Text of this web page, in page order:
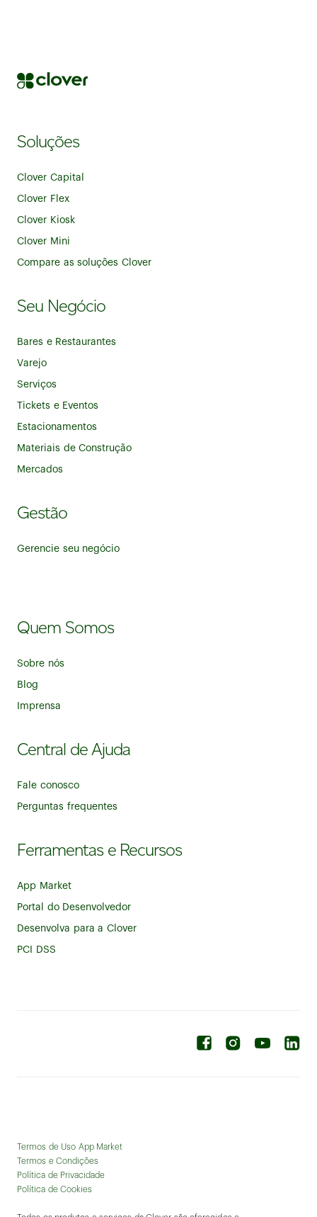
Soluções
Clover Capital
Clover Flex
Clover Kiosk
Clover Mini
Compare as soluções Clover
Seu Negócio
Bares e Restaurantes
Varejo
Serviços
Tickets e Eventos
Estacionamentos
Materiais de Construção
Mercados
Gestão
Gerencie seu negócio
Quem Somos
Sobre nós
Blog
Imprensa
Central de Ajuda
Fale conosco
Perguntas frequentes
Ferramentas e Recursos
App Market
Portal do Desenvolvedor
Desenvolva para a Clover
PCI DSS
Termos de Uso App Market
Termos e Condições
Política de Privacidade
Política de Cookies